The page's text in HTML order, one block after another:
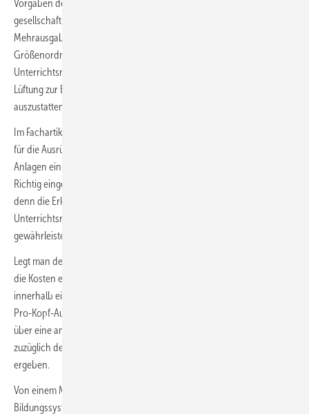
Vorgaben der Innenraumluftgüte zu tun? Ganz einfach: Die
gesellschaftlich und von den öffentlichen Haushalten akzeptierten
Mehrausgaben in den letzten beiden Jahren liegen in einer
Größenordnung, die ausreichen würde, um einen Großteil der
Unterrichtsräume innerhalb eines Jahres mit einer maschinellen
Lüftung zur Einhaltung einer CO
auszustatten.
Im Fachartikel
für die Ausrüstung von Unterrichtsräumen mit dezentralen RLT-
Anlagen ein Investitionsbedarf von etwa 5 Mrd. Euro erforderlich ist.
Richtig eingeordnet handelt es sich dabei um einen Investitionsstau,
denn die Erkenntnis, dass gesundheitlich-hygienische Verhältnisse in
Unterrichtsräumen nur mit maschinellen Lüftungsanlagen zu
gewährleisten ist, existiert seit vielen Jahren.
Legt man den Investitionsbedarf auf ca. 10 Mio. Schüler um, betragen
die Kosten einmalig 500 Euro pro Schüler. Da die Versäumnisse nicht
innerhalb eines Jahres nachzuholen sind, würden sich die jährlichen
Pro-Kopf-Ausgaben entsprechend verringern. Bei einer Finanzierung
über eine angenommene zwölfjährige Schulausbildung würden sich
zuzüglich der Wartungskosten etwa 50 Euro pro Jahr und Schüler
ergeben.
Von einem Marshallplan für die Schullüftung würde nicht nur das
Bildungssystem profitieren, Sozialkassen und Gesundheitssystem